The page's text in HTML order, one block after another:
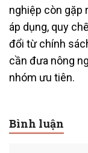
nghiệp còn gặp
áp dụng, quy
đổi từ chính
cần đưa nông
nhóm ưu tiên.
Bình luận